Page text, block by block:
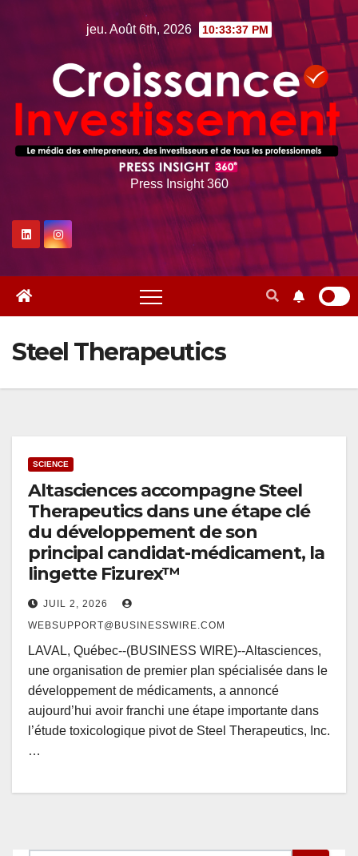
jeu. Août 6th, 2026 10:33:38 PM
Press Insight 360
Steel Therapeutics
SCIENCE
Altasciences accompagne Steel
Therapeutics dans une étape clé
du développement de son
principal candidat-médicament, la
lingette Fizurex™
JUIL 2, 2026
WEBSUPPORT@BUSINESSWIRE.COM
LAVAL, Québec--(BUSINESS WIRE)--Altasciences,
une organisation de premier plan spécialisée dans le
développement de médicaments, a annoncé
aujourd’hui avoir franchi une étape importante dans
l’étude toxicologique pivot de Steel Therapeutics, Inc.
…